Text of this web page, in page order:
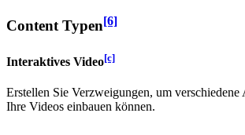
Content Typen[6]
Interaktives Video[c]
Erstellen Sie Verzweigungen, um verschiedene
Ihre Videos einbauen können.